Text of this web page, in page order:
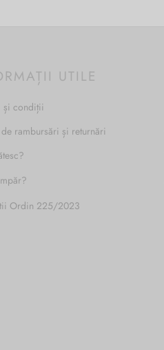
UTILE
și condiții
rambursări și returnări
Ordin 225/2023